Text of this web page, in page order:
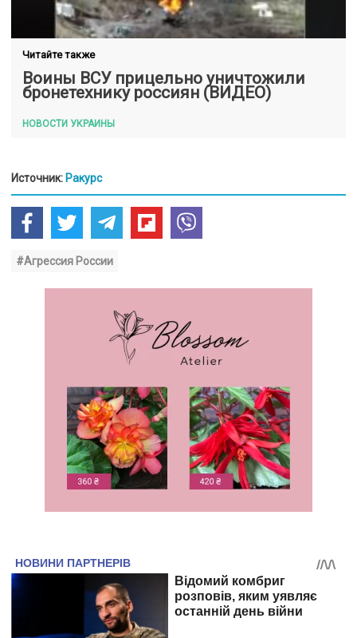
Читайте также
Воины ВСУ прицельно уничтожили
бронетехнику россиян (ВИДЕО)
НОВОСТИ УКРАИНЫ
Источник: Ракурс
#Агрессия России